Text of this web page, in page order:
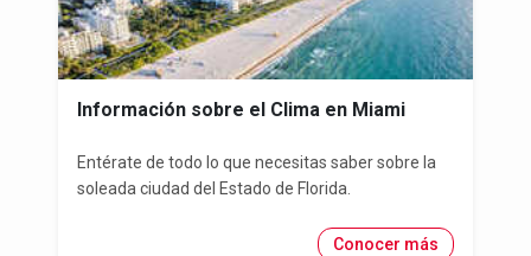
Información sobre el Clima en Miami
Entérate de todo lo que necesitas saber sobre la
soleada ciudad del Estado de Florida.
Conocer más